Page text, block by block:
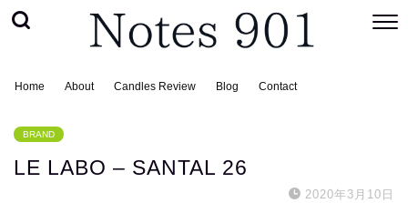
Home About Candles Review Blog Contact
BRAND
LE LABO – SANTAL 26
2020年3月10日